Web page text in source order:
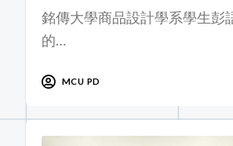
銘傳大學商品設計學系學生彭
的…
MCU PD